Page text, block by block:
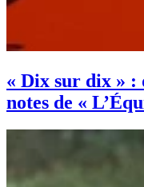
« Dix sur dix » :
notes de «